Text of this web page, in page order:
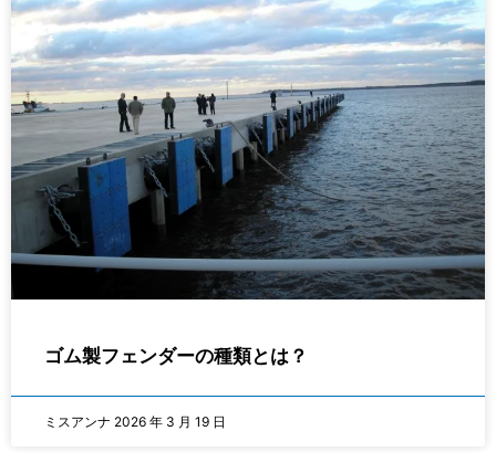
ゴム製フェンダーの種類とは？
ミスアンナ 2026 年 3 月 19 日